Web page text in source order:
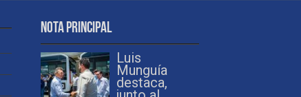
Nota Principal
Luis
Munguía
destaca,